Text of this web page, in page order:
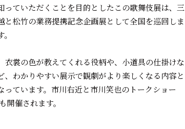
っていただくことを目的としたこの歌舞伎展は、三
と松竹の業務提携記念企画展として全国を巡回しま
。
衣裳の色が教えてくれる役柄や、小道具の仕掛けな
、わかりやすい展示で観劇がより楽しくなる内容と
っています。市川右近と市川笑也のトークショー
催されます。